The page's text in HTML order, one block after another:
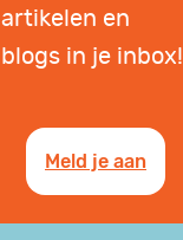
artikelen en
blogs in je inbox!
Meld je aan